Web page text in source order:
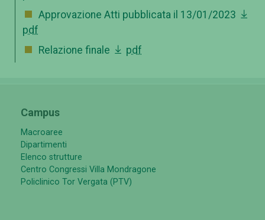
Approvazione Atti pubblicata il 13/01/2023
pdf
Relazione finale
pdf
Campus
Macroaree
Dipartimenti
Elenco strutture
Centro Congressi Villa Mondragone
Policlinico Tor Vergata (PTV)